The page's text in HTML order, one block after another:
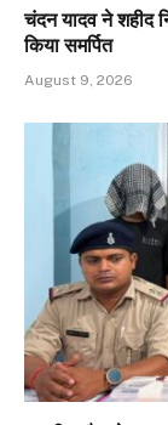
चंदन यादव ने शहीद
किया समर्पित
August 9, 2026